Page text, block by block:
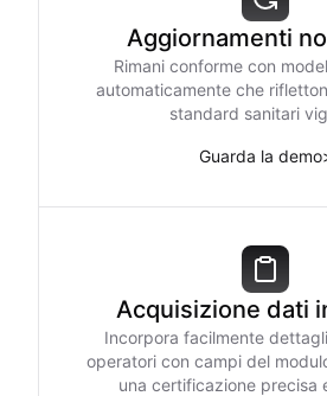
Aggiornamenti
Rimani conforme con
automaticamente che
standard sanitari
Guarda la demo
Acquisizione dati
Incorpora facilmente
operatori con campi del
una certificazione precisa